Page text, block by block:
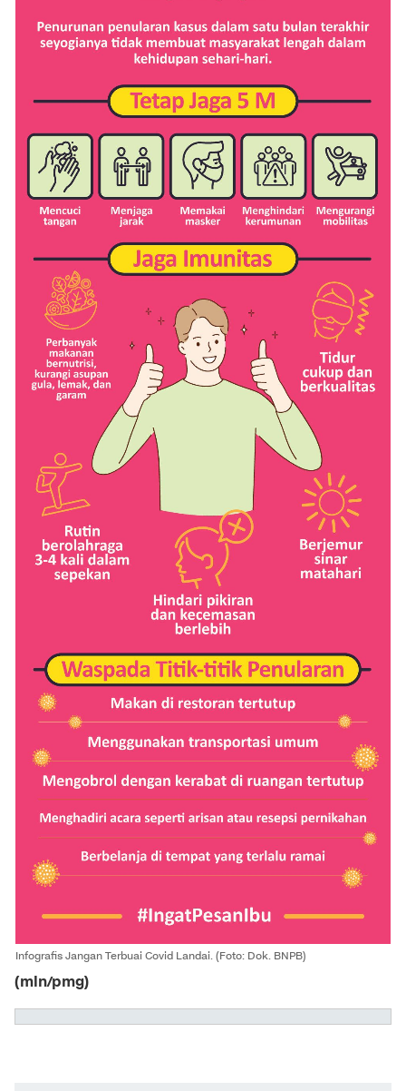
Infografis Jangan Terbuai Covid Landai. (Foto: Dok. BNPB)
(mln/pmg)